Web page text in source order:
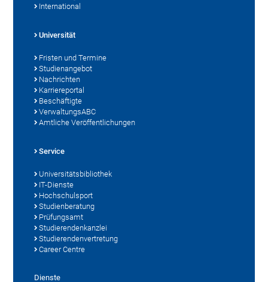
International
Universität
Fristen und Termine
Studienangebot
Nachrichten
Karriereportal
Beschäftigte
VerwaltungsABC
Amtliche Veröffentlichungen
Service
Universitätsbibliothek
IT-Dienste
Hochschulsport
Studienberatung
Prüfungsamt
Studierendenkanzlei
Studierendenvertretung
Career Centre
Dienste